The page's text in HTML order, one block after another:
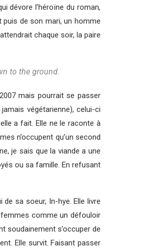
dévore l’héroïne du roman,
de son mari, un homme
chaque soir, la paire
to the ground.
mais pourrait se passer
végétarienne), celui-ci
a fait. Elle ne le raconte à
n’occupent qu’un second
je sais que la viande a une
ou sa famille. En refusant
sa soeur, In-hye. Elle livre
femmes comme un défouloir
soudainement s’occuper de
Elle survit. Faisant passer